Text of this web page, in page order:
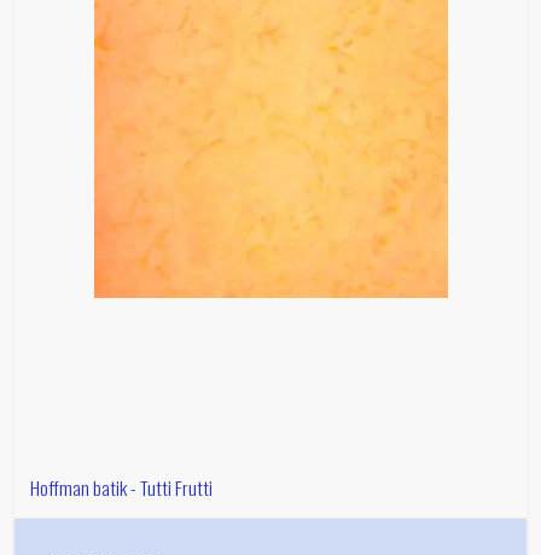
Hoffman batik - Tutti Frutti